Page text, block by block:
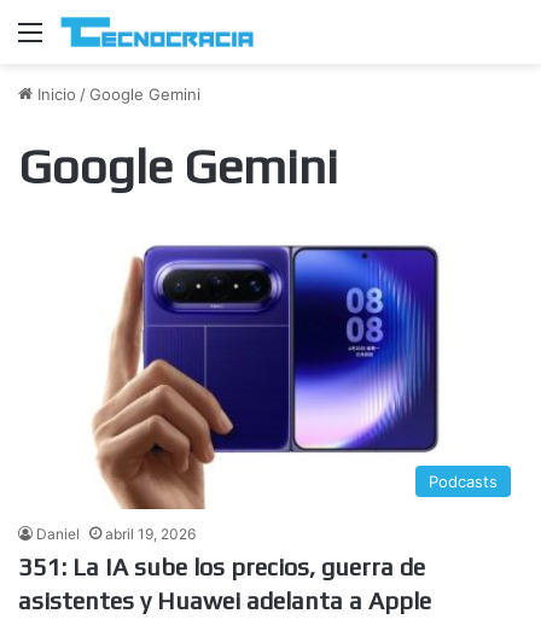
Menú
Inicio /Google Gemini
Google Gemini
Podcasts
Daniel abril 19, 2026
351: La IA sube los precios, guerra de
asistentes y Huawei adelanta a Apple